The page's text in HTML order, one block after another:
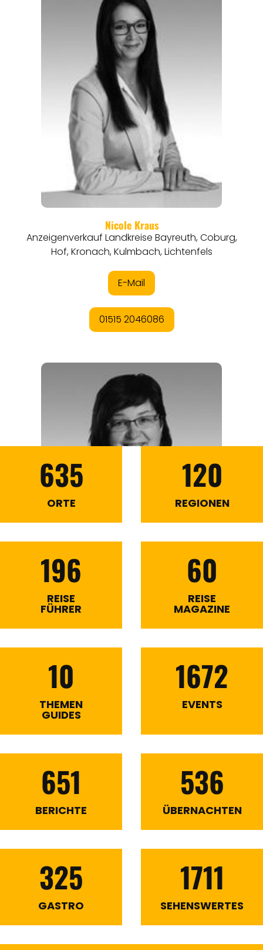
635
ORTE
120
REGIONEN
196
REISE
FÜHRER
60
REISE
MAGAZINE
10
THEMEN
GUIDES
1672
EVENTS
651
BERICHTE
536
ÜBERNACHTEN
325
GASTRO
1711
SEHENSWERTES